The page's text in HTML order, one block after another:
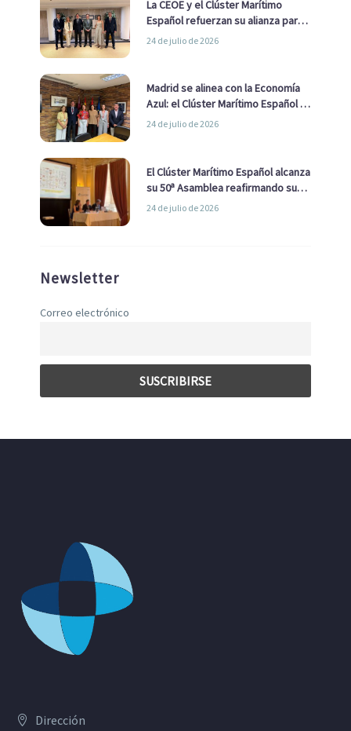
La CEOE y el Clúster Marítimo
Español refuerzan su alianza para
impulsar una estrategia Nacional
24 de julio de 2026
Madrid se alinea con la Economía
Azul: el Clúster Marítimo Español y
la Real Liga Naval avanzan alianzas
24 de julio de 2026
El Clúster Marítimo Español alcanza
su 50ª Asamblea reafirmando su
liderazgo en la Economía Azul
24 de julio de 2026
Newsletter
Correo electrónico
Dirección